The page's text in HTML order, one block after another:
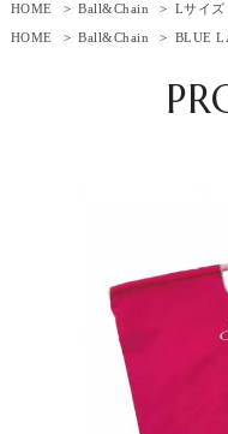
HOME
> Ball&Chain > Lサイズ
HOME
> Ball&Chain > BLUE